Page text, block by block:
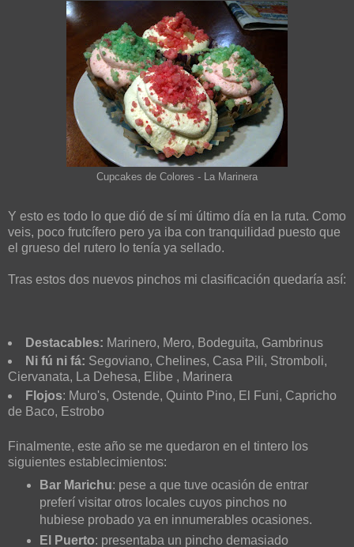
Cupcakes de Colores - La Marinera
Y esto es todo lo que dió de sí mi último día en la ruta. Como
veis, poco frutcífero pero ya iba con tranquilidad puesto que
el grueso del rutero lo tenía ya sellado.
Tras estos dos nuevos pinchos mi clasificación quedaría así:
Destacables: Marinero, Mero, Bodeguita, Gambrinus
Ni fú ni fá: Segoviano, Chelines, Casa Pili, Stromboli,
Ciervanata, La Dehesa, Elibe , Marinera
Flojos: Muro's, Ostende, Quinto Pino, El Funi, Capricho
de Baco, Estrobo
Finalmente, este año se me quedaron en el tintero los
siguientes establecimientos:
Bar Marichu: pese a que tuve ocasión de entrar
preferí visitar otros locales cuyos pinchos no
hubiese probado ya en innumerables ocasiones.
El Puerto: presentaba un pincho demasiado